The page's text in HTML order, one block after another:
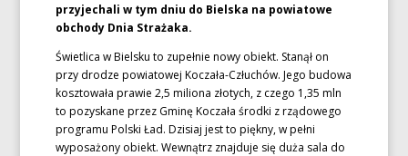
przyjechali w tym dniu do Bielska na powiatowe
obchody Dnia Strażaka.
Świetlica w Bielsku to zupełnie nowy obiekt. Stanął on
przy drodze powiatowej Koczała-Człuchów. Jego budowa
kosztowała prawie 2,5 miliona złotych, z czego 1,35 mln
to pozyskane przez Gminę Koczała środki z rządowego
programu Polski Ład. Dzisiaj jest to piękny, w pełni
wyposażony obiekt. Wewnątrz znajduje się duża sala do